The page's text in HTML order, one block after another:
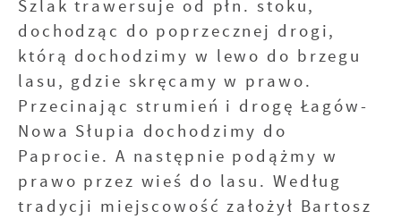
Szlak trawersuje od płn. stoku,
dochodząc do poprzecznej drogi,
którą dochodzimy w lewo do brzegu
lasu, gdzie skręcamy w prawo.
Przecinając strumień i drogę Łagów-
Nowa Słupia dochodzimy do
Paprocie. A następnie podążmy w
prawo przez wieś do lasu. Według
tradycji miejscowość założył Bartosz